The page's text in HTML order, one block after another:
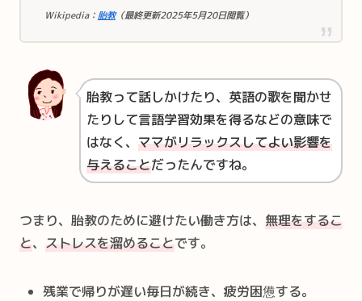
Wikipedia：胎教（最終更新2025年5月20日閲覧）
胎教って話しかけたり、英語の歌を聞かせ
たりして言語学習効果を得るなどの意味で
はなく、 ママがリラックスしてよい影響を
与えることだったんですね。
つまり、胎教のために避けたい働き方は、 無理をするこ
と、 ストレスを溜めることです。
残業で帰りが遅い毎日が続き、疲労困憊する。